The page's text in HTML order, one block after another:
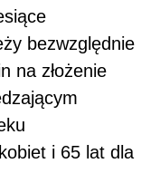
bezwzględnie
na złożenie
i 65 lat dla